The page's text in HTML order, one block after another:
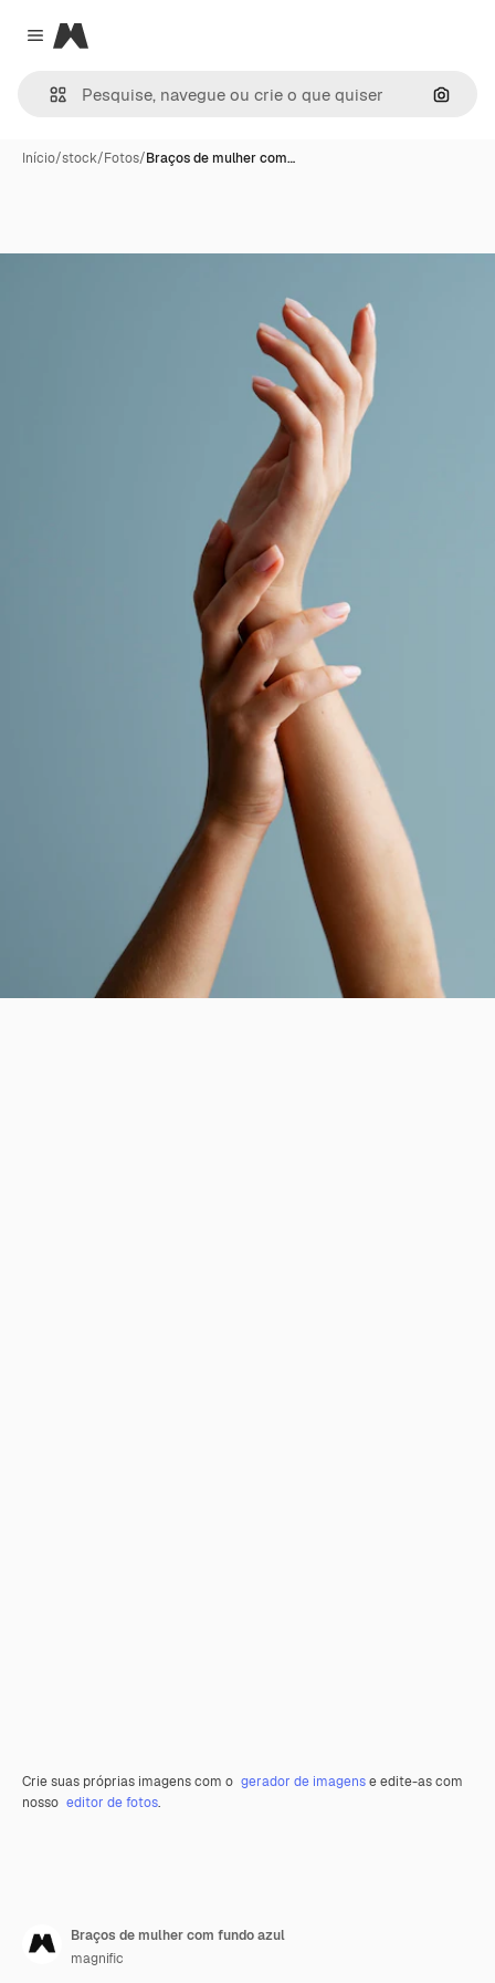
Close menu
Magnific
Início/stock/Fotos/Braços de mulher com…
Crie suas próprias imagens com o gerador de imagense edite-as com
nosso editor de fotos.
Braços de mulher com fundo azul
magnific